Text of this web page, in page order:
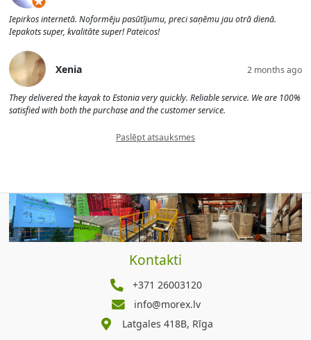
Iepirkos internetā. Noformēju pasūtījumu, preci saņēmu jau otrā dienā.
Iepakots super, kvalitāte super! Pateicos!
Xenia 2 months ago
They delivered the kayak to Estonia very quickly. Reliable service. We are 100%
satisfied with both the purchase and the customer service.
Paslēpt atsauksmes
Kontakti
+371 26003120
info@morex.lv
Latgales 418B, Rīga